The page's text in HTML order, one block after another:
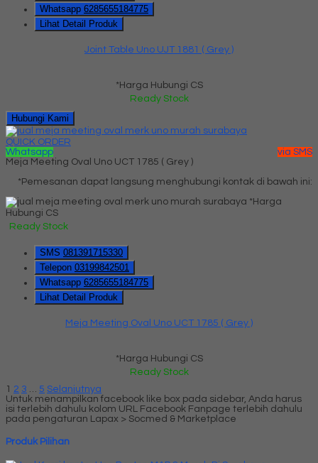
Whatsapp 6285655184775
Lihat Detail Produk
Joint Table Uno UJT 1881 ( Grey )
*Harga Hubungi CS
Ready Stock
Hubungi Kami
QUICK ORDER
Whatsapp
via SMS
Meja Meeting Oval Uno UCT 1785 ( Grey )
*Pemesanan dapat langsung menghubungi kontak di bawah ini:
*Harga
Hubungi CS
Ready Stock
SMS 081391715330
Telepon 03199842501
Whatsapp 6285655184775
Lihat Detail Produk
Meja Meeting Oval Uno UCT 1785 ( Grey )
*Harga Hubungi CS
Ready Stock
1 2 3 5 Selanjutnya
Untuk menampilkan facebook like box pada sidebar, Anda harus
isi terlebih dahulu kolom URL Facebook Fanpage terlebih dahulu
pada pengaturan Lapax > Socmed & Marketplace
Produk Pilihan